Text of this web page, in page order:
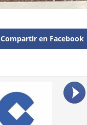
Compartir en Facebook